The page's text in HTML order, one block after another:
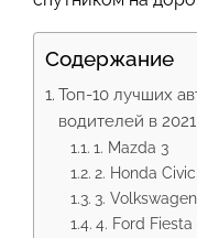
Содержание
Топ-10 лучших
водителей в
1. Mazda 3
2. Honda Civic
3.
4. Ford Fiesta